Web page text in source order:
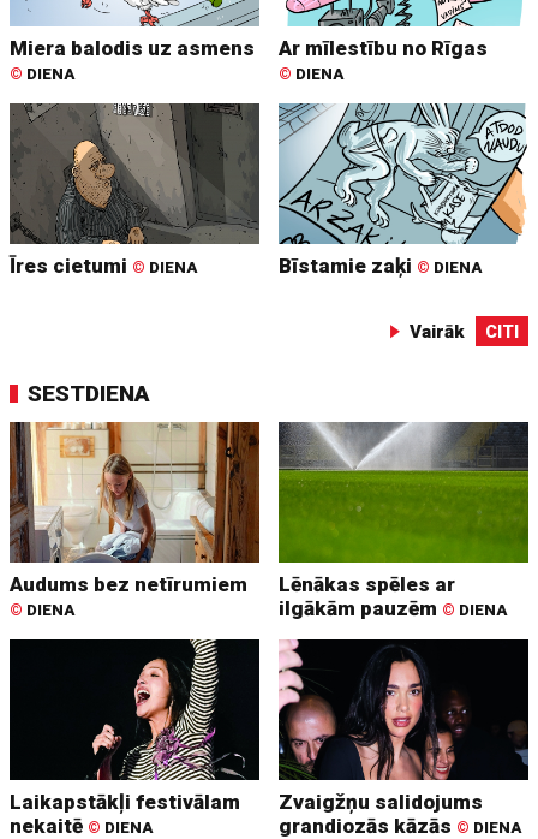
Miera balodis uz asmens
© DIENA
Ar mīlestību no Rīgas
© DIENA
Īres cietumi © DIENA Bīstamie zaķi © DIENA
Vairāk CITI
SESTDIENA
Audums bez netīrumiem
© DIENA
Lēnākas spēles ar
ilgākām pauzēm © DIENA
Laikapstākļi festivālam
nekaitē © DIENA
Zvaigžņu salidojums
grandiozās kāzās © DIENA